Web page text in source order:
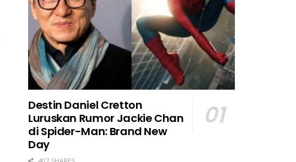
Destin Daniel Cretton
Luruskan Rumor Jackie Chan
di Spider-Man: Brand New
Day